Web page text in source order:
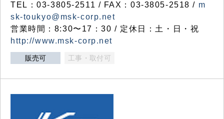
TEL：03-3805-2511 / FAX：03-3805-2518 / m
sk-toukyo@msk-corp.net
営業時間：8:30〜17：30 / 定休日：土・日・祝
http://www.msk-corp.net
販売可 工事・取付可